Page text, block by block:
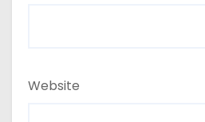
Website